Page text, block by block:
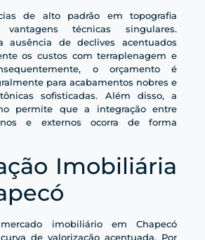
de alto padrão em topografia
técnicas singulares.
ausência de declives acentuados
os custos com terraplenagem e
o orçamento é
para acabamentos nobres e
sofisticadas. Além disso, a
permite que a integração entre
e externos ocorra de forma
Imobiliária
imobiliário em Chapecó
de valorização acentuada. Por